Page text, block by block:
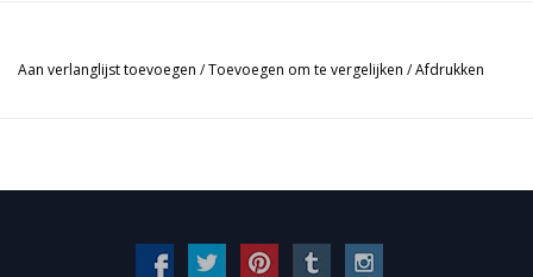
Aan verlanglijst toevoegen /Toevoegen om te vergelijken /Afdrukken